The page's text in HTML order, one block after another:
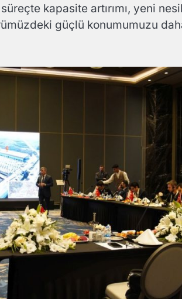
kapasite artırımı, yeni
güçlü konumumuzu